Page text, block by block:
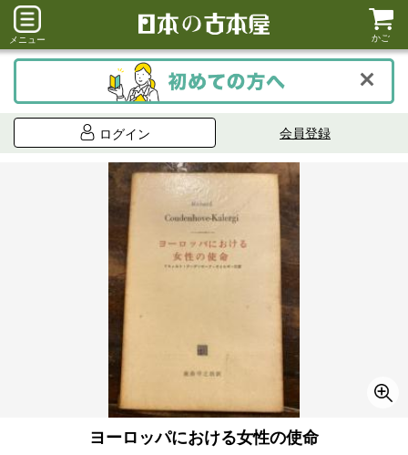
メニュー かご
ログイン 会員登録
ヨーロッパにおける女性の使命